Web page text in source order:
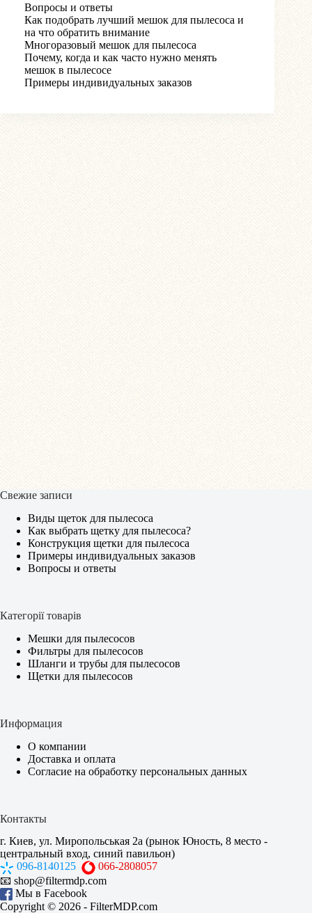
Вопросы и ответы
Как подобрать лучший мешок для пылесоса и
на что обратить внимание
Многоразовый мешок для пылесоса
Почему, когда и как часто нужно менять
мешок в пылесосе
Примеры индивидуальных заказов
Свежие записи
Виды щеток для пылесоса
Как выбрать щетку для пылесоса?
Конструкция щетки для пылесоса
Примеры индивидуальных заказов
Вопросы и ответы
Категорії товарів
Мешки для пылесосов
Фильтры для пылесосов
Шланги и трубы для пылесосов
Щетки для пылесосов
Информация
О компании
Доставка и оплата
Согласие на обработку персональных данных
Контакты
г. Киев, ул. Миропольськая 2а (рынок Юность, 8 место -
центральный вход, синий павильон)
096-8140125
066-2808057
📧 shop@filtermdp.com
Мы в Facebook
Copyright © 2026 - FilterMDP.com